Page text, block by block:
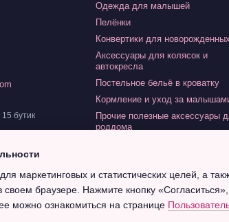
15 бутик
Одежда для малышей
Пелёнки
Конвертики для новорожденных
Аксессуары для колясок и
автокресла
Постельное бельё в кроватку
Кормление и уход за
Прочие полезные аксессуары
роддома
Крещение
маркетинговых и статистических целей, а
браузере. Нажмите кнопку
можно ознакомиться на странице